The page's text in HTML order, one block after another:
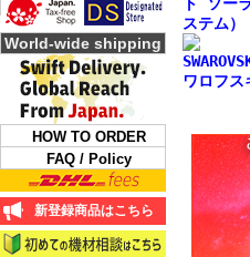
World-wide shipping
HOW TO ORDER
FAQ / Policy
新登録商品はこちら